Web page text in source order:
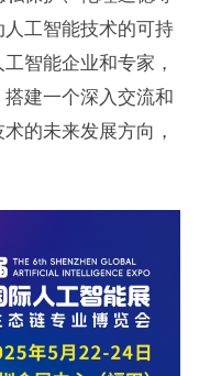
工智能技术的可持
智能企业和专家，
建一个深入交流和
的未来发展方向，